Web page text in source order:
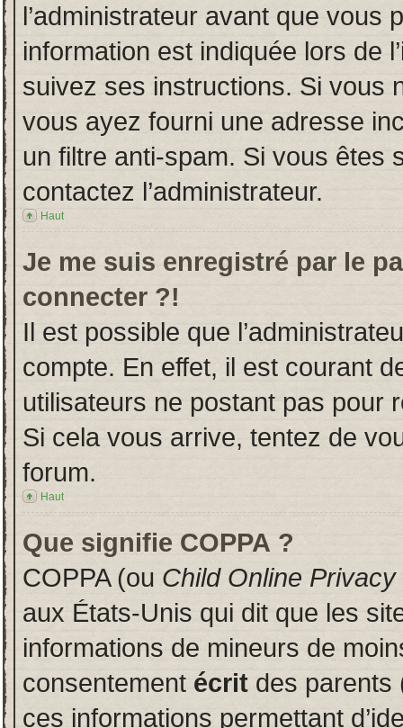
l’administrateur avant que vous
information est indiquée lors de
suivez ses instructions. Si vous
vous ayez fourni une adresse
un filtre anti-spam. Si vous êtes
contactez l’administrateur.
Haut
Je me suis enregistré par le
connecter ?!
Il est possible que
compte. En effet, il est courant
utilisateurs ne postant pas pour
Si cela vous arrive, tentez de
forum.
Haut
Que signifie COPPA ?
COPPA (ou Child Online
aux États-Unis qui dit que les
informations de mineurs de
consentement écrit des parents
ces informations permettant